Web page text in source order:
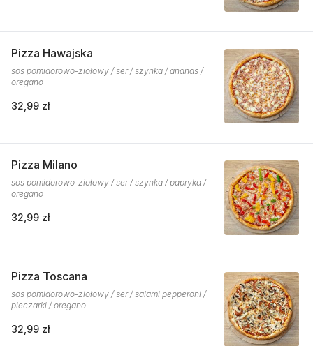
Pizza Hawajska
sos pomidorowo-ziołowy / ser / szynka / ananas /
oregano
32,99 zł
Pizza Milano
sos pomidorowo-ziołowy / ser / szynka / papryka /
oregano
32,99 zł
Pizza Toscana
sos pomidorowo-ziołowy / ser / salami pepperoni /
pieczarki / oregano
32,99 zł